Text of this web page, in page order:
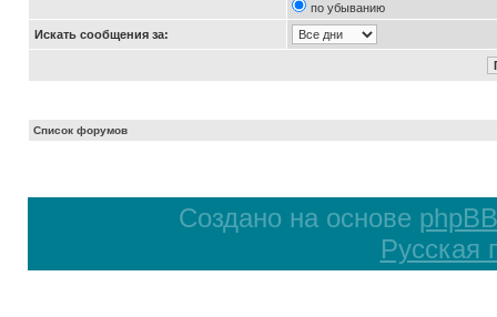
по убыванию
Искать сообщения за:
Список форумов
Создано на основе phpBB
Русская